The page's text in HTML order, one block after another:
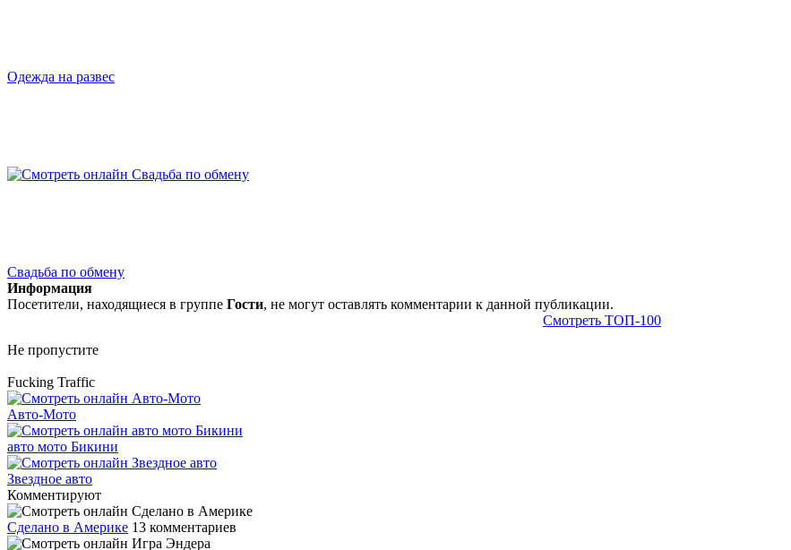
Одежда на развес
Свадьба по обмену
Информация
Посетители, находящиеся в группе Гости, не могут оставлять комментарии к данной публикации.
Смотреть ТОП-100
Не пропустите
Fucking Traffic
Авто-Мото
авто мото Бикини
Звездное авто
Комментируют
Сделано в Америке 13 комментариев